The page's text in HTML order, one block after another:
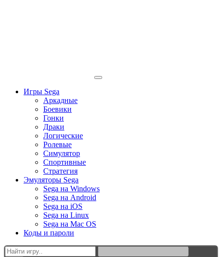
Игры Sega
Аркадные
Боевики
Гонки
Драки
Логические
Ролевые
Симулятор
Спортивные
Стратегия
Эмуляторы Sega
Sega на Windows
Sega на Android
Sega на iOS
Sega на Linux
Sega на Mac OS
Коды и пароли